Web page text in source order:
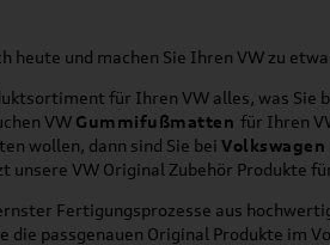
und machen Sie Ihren VW zu
für Ihren VW alles, was Sie
VW Gummifußmatten für Ihren
wollen, dann sind Sie bei
unsere VW Original Zubehör Produkte
Fertigungsprozesse aus
passgenauen Original Produkte im